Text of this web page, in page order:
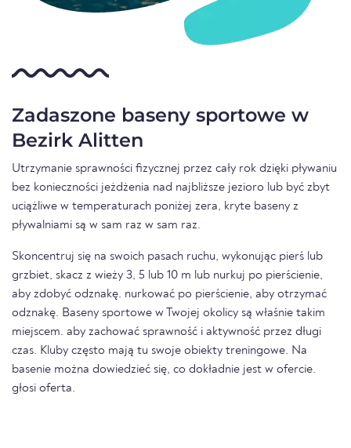
Zadaszone baseny sportowe w
Bezirk Alitten
Utrzymanie sprawności fizycznej przez cały rok dzięki pływaniu
bez konieczności jeżdżenia nad najbliższe jezioro lub być zbyt
uciążliwe w temperaturach poniżej zera, kryte baseny z
pływalniami są w sam raz w sam raz.
Skoncentruj się na swoich pasach ruchu, wykonując pierś lub
grzbiet, skacz z wieży 3, 5 lub 10 m lub nurkuj po pierścienie,
aby zdobyć odznakę. nurkować po pierścienie, aby otrzymać
odznakę. Baseny sportowe w Twojej okolicy są właśnie takim
miejscem. aby zachować sprawność i aktywność przez długi
czas. Kluby często mają tu swoje obiekty treningowe. Na
basenie można dowiedzieć się, co dokładnie jest w ofercie.
głosi oferta.